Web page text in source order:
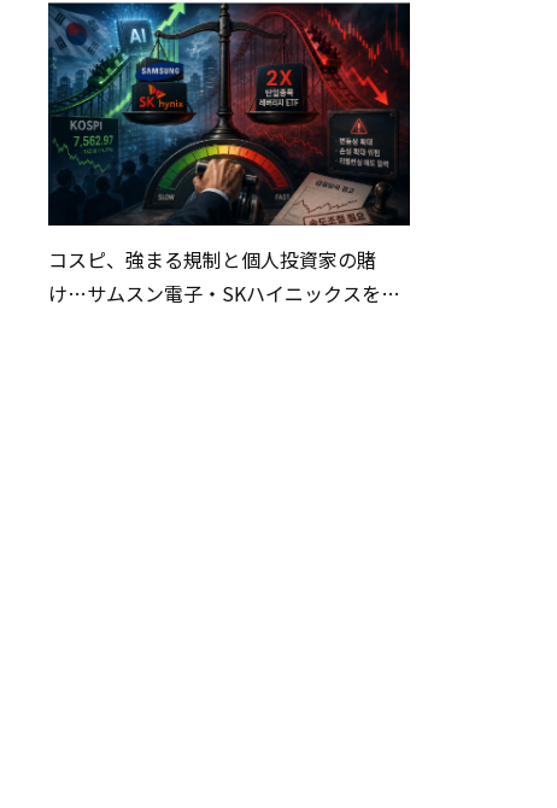
コスピ、強まる規制と個人投資家の賭
け…サムスン電子・SKハイニックスを巡